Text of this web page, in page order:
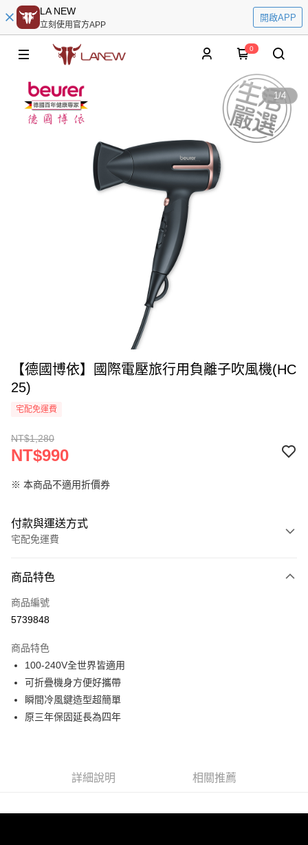
LA NEW
立刻使用官方APP
開啟APP
0
1/4
【德國博依】國際電壓旅行用負離子吹風機(HC
25)
宅配免運費
NT$1,280
NT$990
※ 本商品不適用折價券
付款與運送方式
宅配免運費
信用卡一次付款
LINE Pay
悠遊付
Google Pay
全盈+PAY
每筆NT$80，滿NT$990(含以上)免運費
商品特色
商品編號
5739848
商品特色
100-240V全世界皆適用
可折疊機身方便好攜帶
瞬間冷風鍵造型超簡單
原三年保固延長為四年
詳細說明 相關推薦